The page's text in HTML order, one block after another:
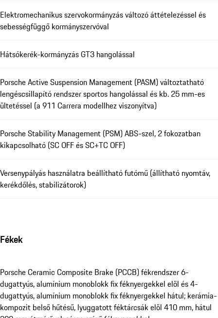
Elektromechanikus szervokormányzás változó áttételezéssel és
sebességfüggő kormányszervóval
Hátsókerék-kormányzás GT3 hangolással
Porsche Active Suspension Management (PASM) változtatható
lengéscsillapító rendszer sportos hangolással és kb. 25 mm-es
ültetéssel (a 911 Carrera modellhez viszonyítva)
Porsche Stability Management (PSM) ABS-szel, 2 fokozatban
kikapcsolható (SC OFF és SC+TC OFF)
Versenypályás használatra beállítható futómű (állítható nyomtáv,
kerékdőlés, stabilizátorok)
Fékek
Porsche Ceramic Composite Brake (PCCB) fékrendszer 6-
dugattyús, alumínium monoblokk fix féknyergekkel elöl és 4-
dugattyús, alumínium monoblokk fix féknyergekkel hátul; kerámia-
kompozit belső hűtésű, lyuggatott féktárcsák elöl 410 mm, hátul